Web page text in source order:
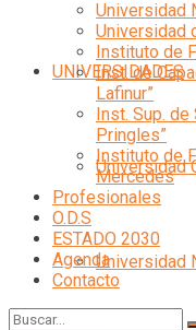
UNIVERSIDADES
Universidad
Universidad
Universidad
Universidad
Instituto de
Inst. de
Lafinur”
Inst. Sup. de
Pringles”
Instituto de
Mercedes
Profesionales
O.D.S
ESTADO 2030
Agenda
Contacto